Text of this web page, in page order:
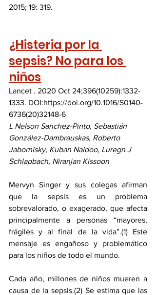
2015; 19: 319.
¿Histeria por la
sepsis? No para los
niños
Lancet . 2020 Oct 24;396(10259):1332-
1333. DOI:https://doi.org/10.1016/S0140-
6736(20)32148-6
L Nelson Sanchez-Pinto, Sebastián
González-Dambrauskas, Roberto
Jabornisky, Kuban Naidoo, Luregn J
Schlapbach, Niranjan Kissoon
Mervyn Singer y sus colegas afirman
que la sepsis es un problema
sobrevalorado, o exagerado, que afecta
principalmente a personas “mayores,
frágiles y al final de la vida”.(1) Este
mensaje es engañoso y problemático
para los niños de todo el mundo.
Cada año, millones de niños mueren a
causa de la sepsis.(2) Se estima que las